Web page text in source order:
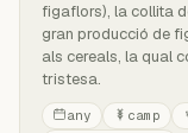
figaflors), la collita
gran producció de
als cereals, la qual
tristesa.
any camp